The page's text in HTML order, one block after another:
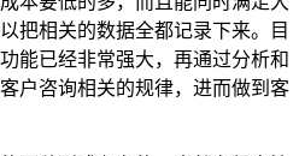
把相关的数据全都记录下来。目
能已经非常强大，再通过分析和
户咨询相关的规律，进而做到客